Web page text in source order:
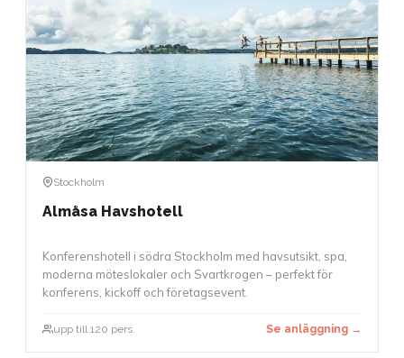
Stockholm
Almåsa Havshotell
Konferenshotell i södra Stockholm med havsutsikt, spa,
moderna möteslokaler och Svartkrogen – perfekt för
konferens, kickoff och företagsevent.
upp till 120 pers. Se anläggning →